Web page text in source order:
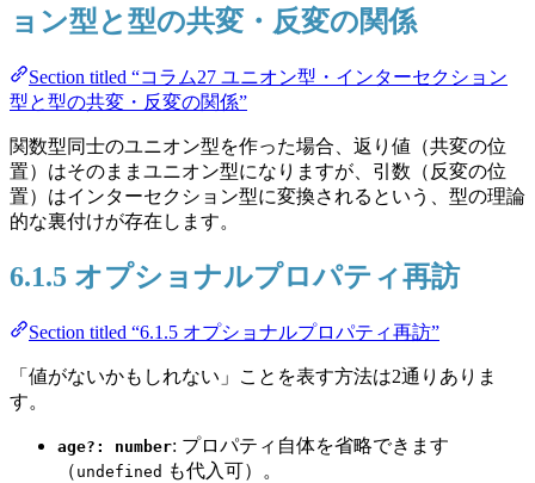
ョン型と型の共変・反変の関係
Section titled “コラム27 ユニオン型・インターセクション
型と型の共変・反変の関係”
関数型同士のユニオン型を作った場合、返り値（共変の位
置）はそのままユニオン型になりますが、引数（反変の位
置）はインターセクション型に変換されるという、型の理論
的な裏付けが存在します。
6.1.5 オプショナルプロパティ再訪
Section titled “6.1.5 オプショナルプロパティ再訪”
「値がないかもしれない」ことを表す方法は2通りありま
す。
age?: number: プロパティ自体を省略できます
（ undefined も代入可）。